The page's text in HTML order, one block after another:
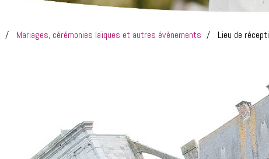
Mariages, cérémonies laïques et autres évènements Lieu de